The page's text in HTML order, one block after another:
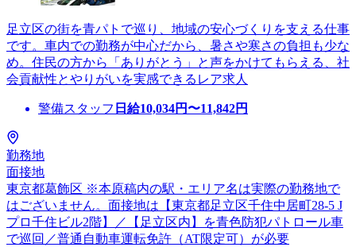
足立区の街を青パトで巡り、地域の安心づくりを支える仕事
です。車内での勤務が中心だから、暑さや寒さの負担も少な
め。住民の方から「ありがとう」と声をかけてもらえる、社
会貢献性とやりがいを実感できるレア求人
警備スタッフ 日給10,034円〜11,842円
勤務地
面接地
東京都葛飾区 ※本原稿内の駅・エリア名は実際の勤務地で
はございません。面接地は【東京都足立区千住中居町28-5 J
プロ千住ビル2階】／【足立区内】を青色防犯パトロール車
で巡回／普通自動車運転免許（AT限定可）が必要